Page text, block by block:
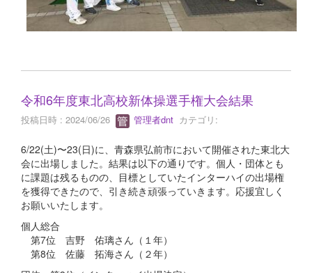
令和6年度東北高校新体操選手権大会結果
投稿日時 : 2024/06/26 管理者dnt カテゴリ:
6/22(土)〜23(日)に、青森県弘前市において開催された東北大
会に出場しました。結果は以下の通りです。個人・団体とも
に課題は残るものの、目標としていたインターハイの出場権
を獲得できたので、引き続き頑張っていきます。応援宜しく
お願いいたします。
個人総合
第7位 吉野 佑璃さん（１年）
第8位 佐藤 拓海さん（２年）